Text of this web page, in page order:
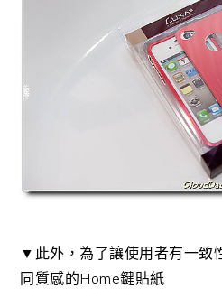
▼此外，為了讓使用者有一致
同質感的Home鍵貼紙